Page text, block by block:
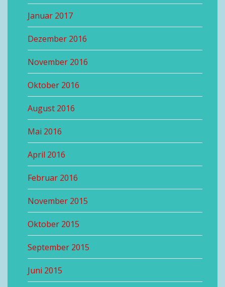
Januar 2017
Dezember 2016
November 2016
Oktober 2016
August 2016
Mai 2016
April 2016
Februar 2016
November 2015
Oktober 2015
September 2015
Juni 2015